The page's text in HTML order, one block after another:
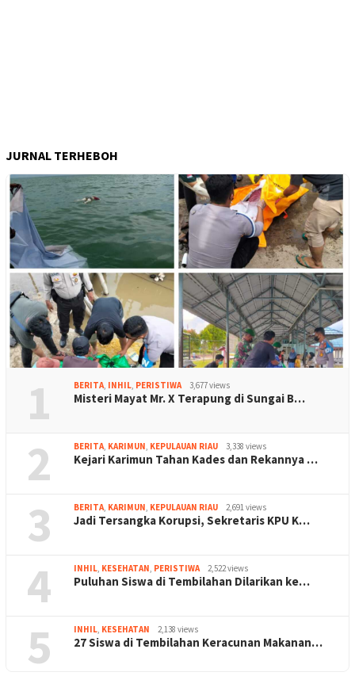
JURNAL TERHEBOH
1 BERITA, INHIL, PERISTIWA 3,677 views
Misteri Mayat Mr. X Terapung di Sungai B…
2 BERITA, KARIMUN, KEPULAUAN RIAU 3,338 views
Kejari Karimun Tahan Kades dan Rekannya …
3 BERITA, KARIMUN, KEPULAUAN RIAU 2,691 views
Jadi Tersangka Korupsi, Sekretaris KPU K…
4 INHIL, KESEHATAN, PERISTIWA 2,522 views
Puluhan Siswa di Tembilahan Dilarikan ke…
5 INHIL, KESEHATAN 2,138 views
27 Siswa di Tembilahan Keracunan Makanan…